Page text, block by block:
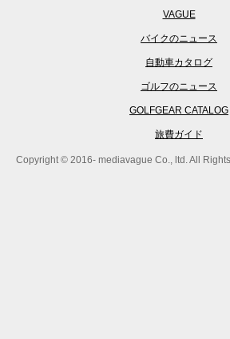
VAGUE
バイクのニュース
自動車カタログ
ゴルフのニュース
GOLFGEAR CATALOG
旅費ガイド
Copyright © 2016- mediavague Co., ltd. All